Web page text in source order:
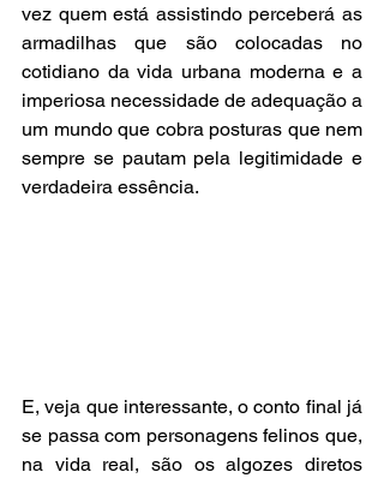
vez quem está assistindo perceberá as
armadilhas que são colocadas no
cotidiano da vida urbana moderna e a
imperiosa necessidade de adequação a
um mundo que cobra posturas que nem
sempre se pautam pela legitimidade e
verdadeira essência.
E, veja que interessante, o conto final já
se passa com personagens felinos que,
na vida real, são os algozes diretos